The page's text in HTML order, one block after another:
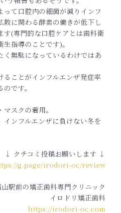
って口腔内の細菌が減りインフ
散に関わる酵素の働きが低下し
す(専門的な口腔ケアとは歯科衛
指導のことです)。
く無駄になっているわけではあ
ことがインフルエンザ発症率
です。
スクの着用。
インフルエンザに負けない冬を
↓ クチコミ投稿お願いします ↓
g.page/irodori-oc/review
駅前の矯正歯科専門クリニック
イロドリ矯正歯科
https://irodori-oc.com